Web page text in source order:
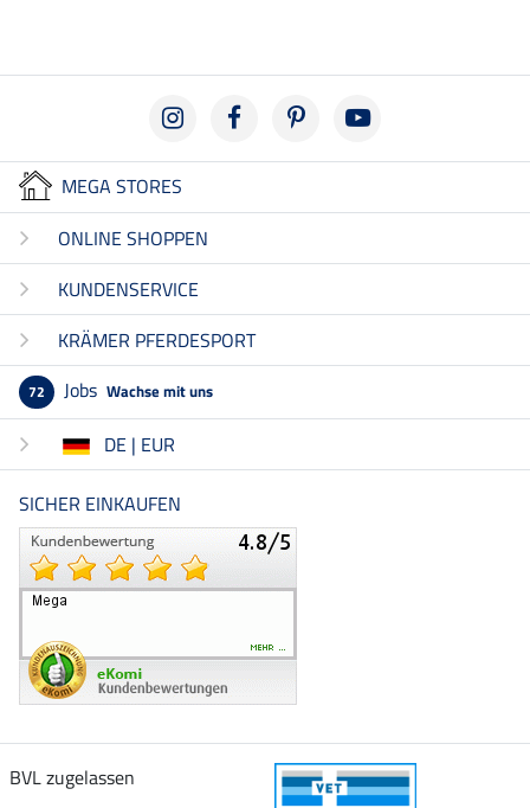
MEGA STORES
ONLINE SHOPPEN
KUNDENSERVICE
KRÄMER PFERDESPORT
72 Jobs Wachse mit uns
DE | EUR
SICHER EINKAUFEN
BVL zugelassen